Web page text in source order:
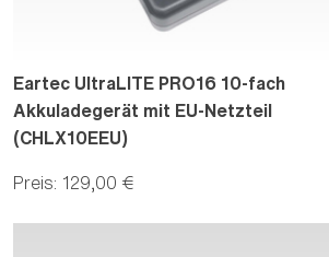
Eartec UltraLITE PRO16 10-fach
Akkuladegerät mit EU-Netzteil
(CHLX10EEU)
Preis: 129,00 €